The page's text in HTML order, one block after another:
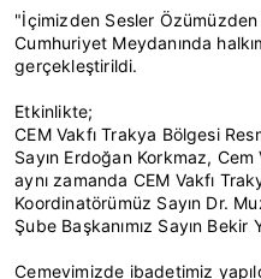
"İçimizden Sesler
Cumhuriyet Meydanında
gerçekleştirildi.
Etkinlikte;
CEM Vakfı Trakya Bölgesi
Sayın Erdoğan Korkmaz, Cem
aynı zamanda CEM Vakfı
Koordinatörümüz Sayın Dr.
Şube Başkanımız Sayın
Cemevimizde ibadetimiz